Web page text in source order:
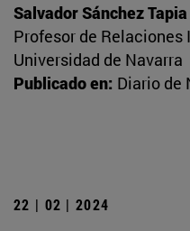
Salvador Sánchez Tapia
Profesor de
Universidad de Navarra
Publicado en: Diario de
22 | 02 | 2024